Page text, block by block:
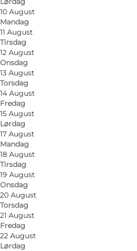
10 August
Mandag
11 August
Tirsdag
12 August
Onsdag
13 August
Torsdag
14 August
Fredag
15 August
Lørdag
17 August
Mandag
18 August
Tirsdag
19 August
Onsdag
20 August
Torsdag
21 August
Fredag
22 August
Lørdag
©VisitOdense
Hvorfor vælge Steensgaard?